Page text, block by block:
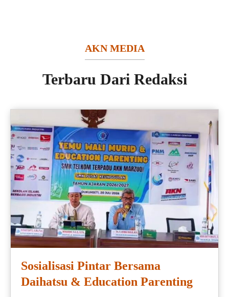
AKN MEDIA
Terbaru Dari Redaksi
Sosialisasi Pintar Bersama
Daihatsu & Education Parenting